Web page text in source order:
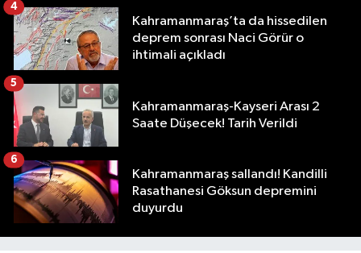
Kahramanmaraş’ta da hissedilen
deprem sonrası Naci Görür o
ihtimali açıkladı
4
Kahramanmaraş-Kayseri Arası 2
Saate Düşecek! Tarih Verildi
5
Kahramanmaraş sallandı! Kandilli
Rasathanesi Göksun depremini
duyurdu
6